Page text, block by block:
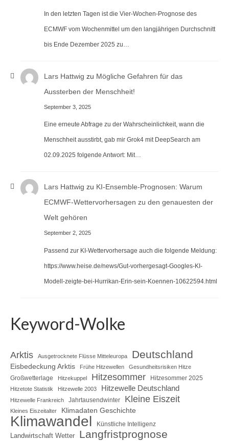
In den letzten Tagen ist die Vier-Wochen-Prognose des
ECMWF vom Wochenmittel um den langjährigen Durchschnitt
bis Ende Dezember 2025 zu…
Lars Hattwig zu Mögliche Gefahren für das
Aussterben der Menschheit!
September 3, 2025
Eine erneute Abfrage zu der Wahrscheinlichkeit, wann die
Menschheit ausstirbt, gab mir Grok4 mit DeepSearch am
02.09.2025 folgende Antwort: Mit…
Lars Hattwig zu KI-Ensemble-Prognosen: Warum
ECMWF-Wettervorhersagen zu den genauesten der
Welt gehören
September 2, 2025
Passend zur KI-Wettervorhersage auch die folgende Meldung:
https://www.heise.de/news/Gut-vorhergesagt-Googles-KI-
Modell-zeigte-bei-Hurrikan-Erin-sein-Koennen-10622594.html
Keyword-Wolke
Arktis Ausgetrocknete Flüsse Mitteleuropa Deutschland
Eisbedeckung Arktis Frühe Hitzewellen Gesundheitsrisiken Hitze
Großwetterlage Hitzekuppel Hitzesommer Hitzesommer 2025
Hitzetote Statistik Hitzewelle 2003 Hitzewelle Deutschland
Hitzewelle Frankreich Jahrtausendwinter Kleine Eiszeit
Kleines Eiszeitalter Klimadaten Geschichte
Klimawandel Künstliche Intelligenz
Landwirtschaft Wetter Langfristprognose